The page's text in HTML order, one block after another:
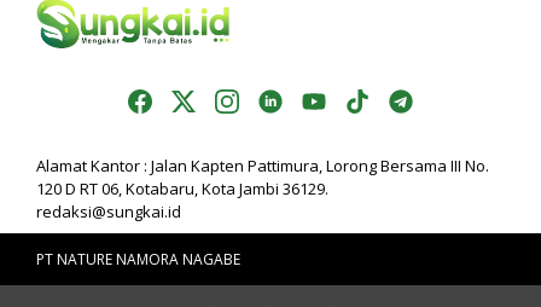
Alamat Kantor : Jalan Kapten Pattimura, Lorong Bersama III No.
120 D RT 06, Kotabaru, Kota Jambi 36129.
redaksi@sungkai.id
PT NATURE NAMORA NAGABE